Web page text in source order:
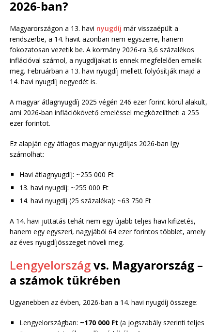
2026-ban?
Magyarországon a 13. havi nyugdíj már visszaépült a
rendszerbe, a 14. havit azonban nem egyszerre, hanem
fokozatosan vezetik be. A kormány 2026-ra 3,6 százalékos
inflációval számol, a nyugdíjakat is ennek megfelelően emelik
meg. Februárban a 13. havi nyugdíj mellett folyósítják majd a
14. havi nyugdíj negyedét is.
A magyar átlagnyugdíj 2025 végén 246 ezer forint körül alakult,
ami 2026-ban inflációkövető emeléssel megközelítheti a 255
ezer forintot.
Ez alapján egy átlagos magyar nyugdíjas 2026-ban így
számolhat:
Havi átlagnyugdíj: ~255 000 Ft
13. havi nyugdíj: ~255 000 Ft
14. havi nyugdíj (25 százaléka): ~63 750 Ft
A 14. havi juttatás tehát nem egy újabb teljes havi kifizetés,
hanem egy egyszeri, nagyjából 64 ezer forintos többlet, amely
az éves nyugdíjösszeget növeli meg.
Lengyelországvs. Magyarország –
a számok tükrében
Ugyanebben az évben, 2026-ban a 14. havi nyugdíj összege:
Lengyelországban: ~170 000 Ft (a jogszabály szerinti teljes